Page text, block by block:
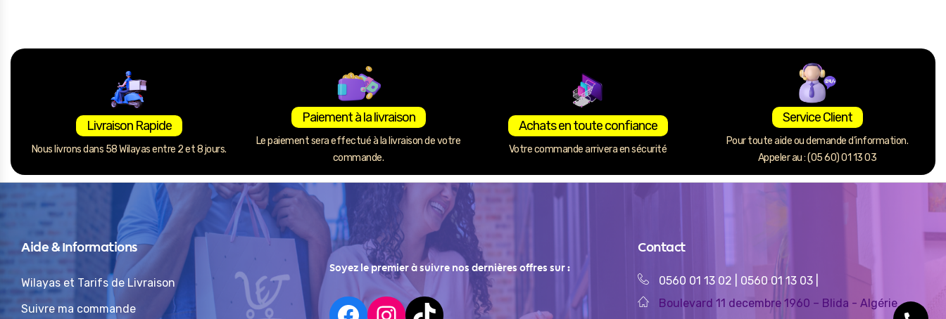
Livraison Rapide
Nous livrons dans 58 Wilayas entre 2 et 8 jours.
Paiement à la livraison
Le paiement sera effectué à la livraison de votre
commande.
Achats en toute confiance
Votre commande arrivera en sécurité
Service Client
Pour toute aide ou demande d’information.
Appeler au : (05 60) 01 13 03
Aide & Informations
Wilayas et Tarifs de Livraison
Suivre ma commande
Soyez le premier à suivre nos dernières offres sur :
Contact
0560 01 13 02 0560 01 13 03
Boulevard 11 decembre 1960 – Blida - Algérie